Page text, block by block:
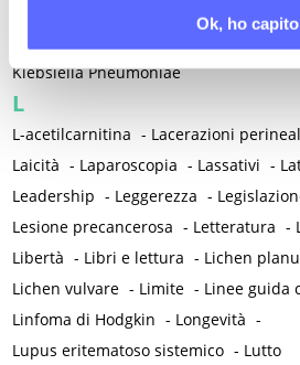
Ok, ho capito
Klebsiella Pneumoniae
L
L-acetilcarnitina - Lacerazioni
Laicità - Laparoscopia - Lassativi -
Leadership - Leggerezza -
Lesione precancerosa - Letteratura -
Libertà - Libri e lettura - Lichen
Lichen vulvare - Limite - Linee guida
Linfoma di Hodgkin - Longevità -
Lupus eritematoso sistemico - Lutto